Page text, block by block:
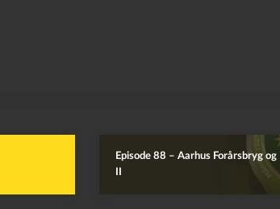
Episode 88 – Aarhus Forårsbryg